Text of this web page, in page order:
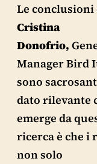
Le conclusioni
Cristina
Donofrio,
Manager Bird
sono
dato rilevante
emerge da
ricerca è che i
non solo